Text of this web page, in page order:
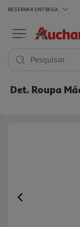
RESERVAR ENTREGA
Pesquisar
Det. Roupa
Previous